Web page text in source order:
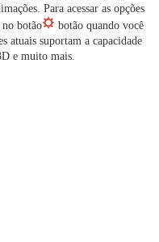
Para acessar as opções
botão
botão quando você
atuais suportam a capacidade
e muito mais.